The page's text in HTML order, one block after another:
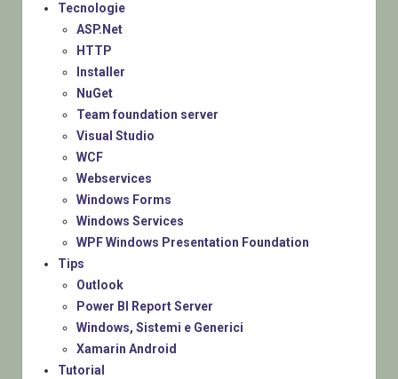
Tecnologie
ASP.Net
HTTP
Installer
NuGet
Team foundation server
Visual Studio
WCF
Webservices
Windows Forms
Windows Services
WPF Windows Presentation Foundation
Tips
Outlook
Power BI Report Server
Windows, Sistemi e Generici
Xamarin Android
Tutorial